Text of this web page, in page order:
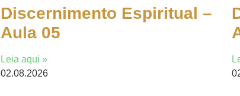
Discernimento Espiritual –
Aula 05
Leia aqui »
02.08.2026